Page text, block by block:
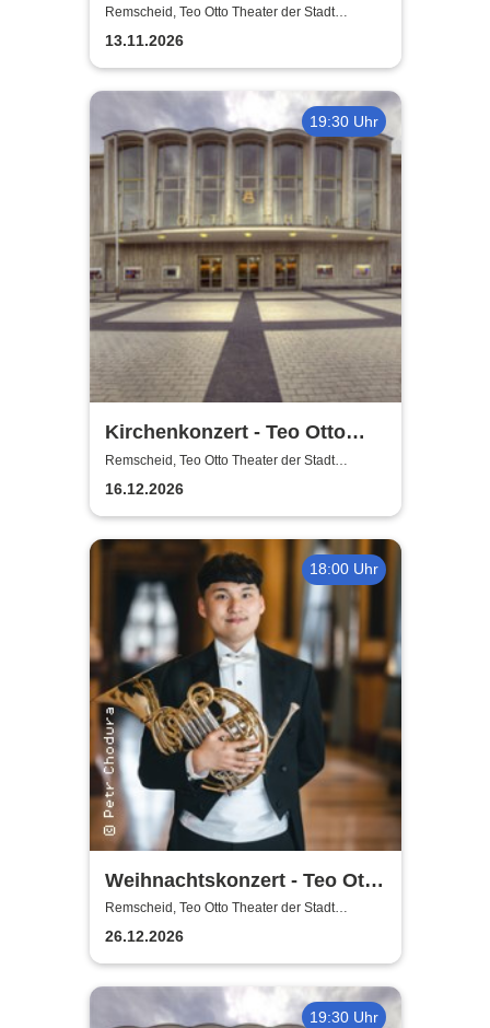
der Stadt Remscheid
Remscheid, Teo Otto Theater der Stadt
Remscheid
13.11.2026
19:30 Uhr
Kirchenkonzert - Teo Otto
Theater der Stadt Remscheid
Remscheid, Teo Otto Theater der Stadt
Remscheid
16.12.2026
18:00 Uhr
Weihnachtskonzert - Teo Otto
Theater der Stadt Remscheid
Remscheid, Teo Otto Theater der Stadt
Remscheid
26.12.2026
19:30 Uhr